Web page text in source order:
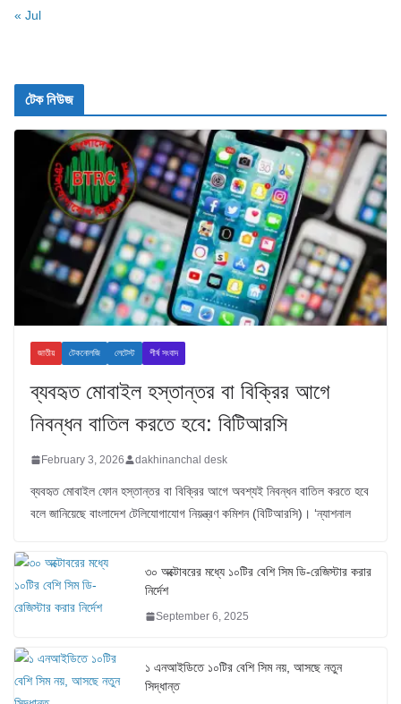
« Jul
টেক নিউজ
জাতীয় টেকনোলজি লেটেস্ট শীর্ষ সংবাদ
ব্যবহৃত মোবাইল হস্তান্তর বা বিক্রির আগে
নিবন্ধন বাতিল করতে হবে: বিটিআরসি
February 3, 2026 dakhinanchal desk
ব্যবহৃত মোবাইল ফোন হস্তান্তর বা বিক্রির আগে অবশ্যই নিবন্ধন বাতিল করতে হবে
বলে জানিয়েছে বাংলাদেশ টেলিযোগাযোগ নিয়ন্ত্রণ কমিশন (বিটিআরসি)। ‘ন্যাশনাল
৩০ অক্টোবরের মধ্যে ১০টির বেশি সিম ডি-রেজিস্টার করার
নির্দেশ
September 6, 2025
১ এনআইডিতে ১০টির বেশি সিম নয়, আসছে নতুন
সিদ্ধান্ত